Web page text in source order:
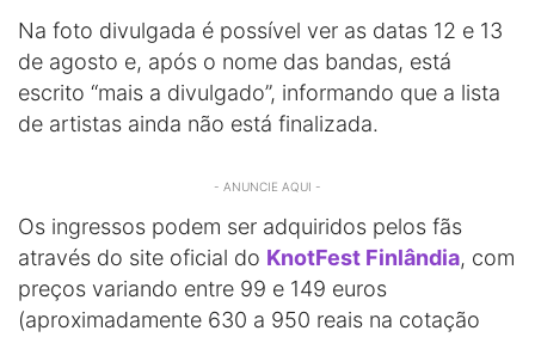
Na foto divulgada é possível ver as datas 12 e 13
de agosto e, após o nome das bandas, está
escrito “mais a divulgado”, informando que a lista
de artistas ainda não está finalizada.
- ANUNCIE AQUI -
Os ingressos podem ser adquiridos pelos fãs
através do site oficial do KnotFest Finlândia, com
preços variando entre 99 e 149 euros
(aproximadamente 630 a 950 reais na cotação